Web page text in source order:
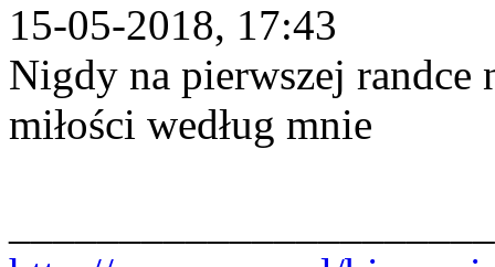
15-05-2018, 17:43
Nigdy na pierwszej randce
miłości według mnie